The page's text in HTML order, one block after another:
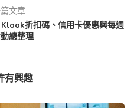
文章
折扣碼、信用卡優惠與每週
總整理
有興趣